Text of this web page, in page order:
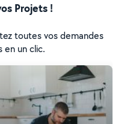
Projets !
toutes vos demandes
en un clic.